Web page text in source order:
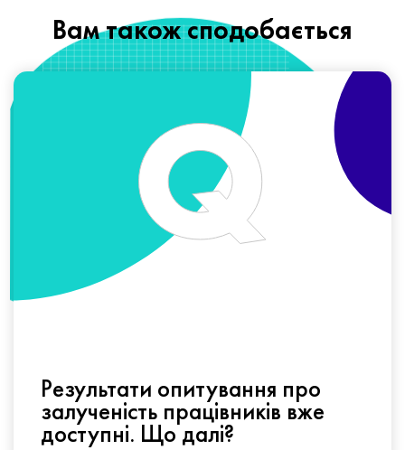
Вам також сподобається
Результати опитування про
залученість працівників вже
доступні. Що далі?